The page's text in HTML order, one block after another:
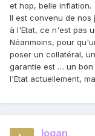
et hop, belle inflation.
Il est convenu de nos
à l'Etat, ce n'est pas
Néanmoins, pour
poser un collatéral,
garantie est … un bon
l'Etat actuellement,
logan